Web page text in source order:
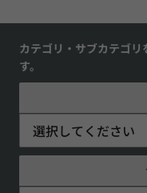
カテゴリ・サブカテゴ
す。
選択してください